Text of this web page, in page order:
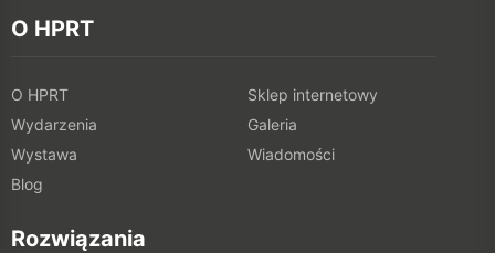
O HPRT
O HPRT
Sklep internetowy
Wydarzenia
Galeria
Wystawa
Wiadomości
Blog
Rozwiązania